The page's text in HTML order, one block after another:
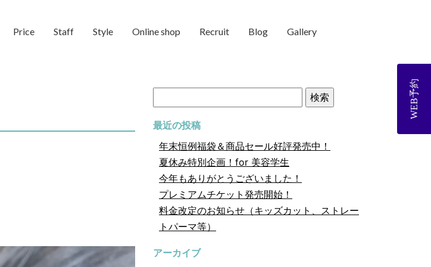
WEB予約
Price Staff Style Online shop Recruit Blog Gallery
索:
最近の投稿
年末恒例福袋＆商品セール好評発売中！
夏休み特別企画！for 美容学生
今年もありがとうございました！
プレミアムチケット発売開始！
料金改定のお知らせ（キッズカット、ストレー
トパーマ等）
アーカイブ